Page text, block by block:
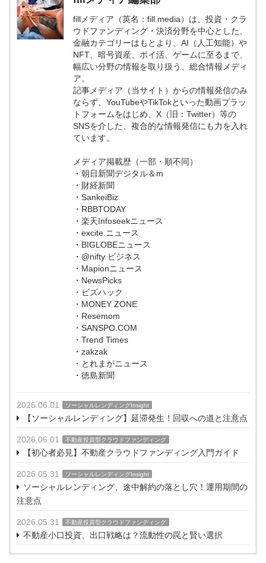
fillメディア（英名：fill.media）は、投資・クラ
ウドファンディング・決済分野を中心とした、
金融カテゴリーはもとより、AI（人工知能）や
NFT、暗号資産、ポイ活、ゲームに至るまで、
幅広い分野の情報を取り扱う、総合情報メディ
ア。
記事メディア（当サイト）からの情報発信のみ
ならず、YouTubeやTikTokといった動画プラッ
トフォームをはじめ、X（旧：Twitter）等の
SNSを介した、複合的な情報発信にも力を入れ
ています。
メディア掲載歴（一部・順不同）
・朝日新聞デジタル＆m
・財経新聞
・SankeiBiz
・RBBTODAY
・楽天Infoseekニュース
・excite.ニュース
・BIGLOBEニュース
・@nifty ビジネス
・Mapionニュース
・NewsPicks
・ビズハック
・MONEY ZONE
・Resemom
・SANSPO.COM
・Trend Times
・zakzak
・とれまがニュース
・徳島新聞
2026.06.01 ソーシャルレンディングInsight
【ソーシャルレンディング】延滞発生！回収への道と注意点
2026.06.01 不動産投資型クラウドファンディング
【初心者必見】不動産クラウドファンディング入門ガイド
2026.05.31 ソーシャルレンディングInsight
ソーシャルレンディング、途中解約の落とし穴！運用期間の
注意点
2026.05.31 不動産投資型クラウドファンディング
不動産小口投資、出口戦略は？流動性の罠と賢い選択